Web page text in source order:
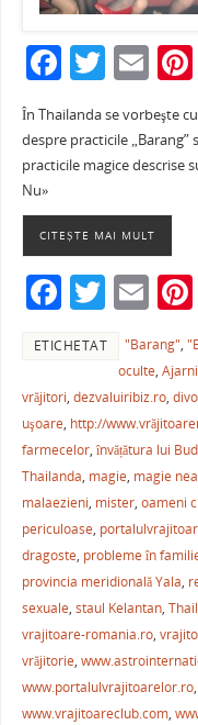
F
a
c
e
b
o
o
k
T
itt
er
E
ai
l
În Thailanda se vorbeşte
despre practicile „Barang”
practicile magice descrise
Nu»
CITEȘTE MAI MULT
F
c
e
b
o
o
k
T
w
itt
er
E
m
ai
l
ETICHETAT "Barang",
oculte,Ajarni
vrăjitori, dezvaluiribiz.ro,
uşoare, http://
farmecelor, învățătura lui
Thailanda, magie, magie
malaezieni, mister, oameni
periculoase,
dragoste, probleme în
provincia meridională Yala,
sexuale, staul Kelantan,
vrajitoare-romania.ro,
vrăjitorie,
www.portalulvrajitoarelor.ro,
www.vrajitoareclub.com,